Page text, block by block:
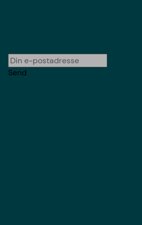
Send